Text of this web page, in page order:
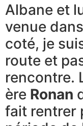
Albane et
venue
coté, je
route et
rencontre.
ère Ronan
fait rentrer